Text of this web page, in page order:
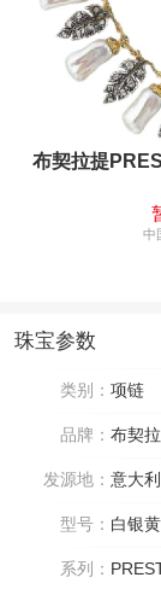
布契拉提
中
珠宝参数
类别： 项链
品牌： 布契
发源地： 意大
型号： 白银
系列：